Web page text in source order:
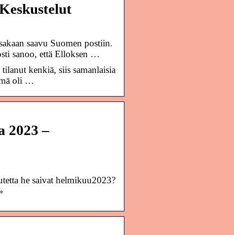
saavu Suomen postiin.
sanoo, että Elloksen …
kenkiä, siis samanlaisia
oli …
2023 –
he saivat helmikuu2023?